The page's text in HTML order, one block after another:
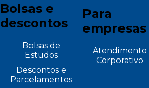
Bolsas e
descontos
Bolsas de
Estudos
Descontos e
Parcelamentos
Para
empresas
Atendimento
Corporativo